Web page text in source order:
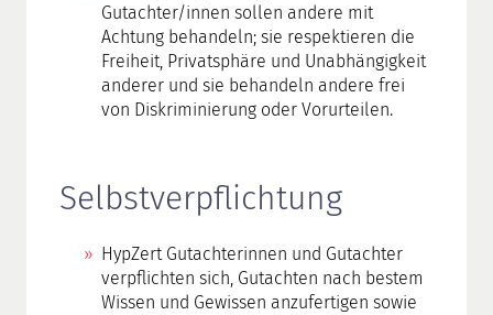
Gutachter/innen sollen andere mit
Achtung behandeln; sie respektieren die
Freiheit, Privatsphäre und Unabhängigkeit
anderer und sie behandeln andere frei
von Diskriminierung oder Vorurteilen.
Selbstverpflichtung
HypZert Gutachterinnen und Gutachter
verpflichten sich, Gutachten nach bestem
Wissen und Gewissen anzufertigen sowie